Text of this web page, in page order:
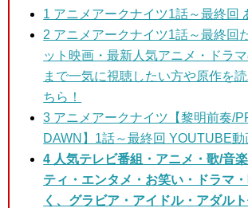
1 アニメアークナイツ1話～最終回
2 アニメアークナイツ1話～最終回
ット映画・最新人気アニメ・ドラ
まで一気に視聴したい方や原作を
ちら！
3 アニメアークナイツ【黎明前奏/
DAWN】1話～最終回 YOUTUBE動
4 人気テレビ番組・アニメ・歌/音
ティ・エンタメ・お笑い・ドラマ
く、グラビア・アイドル・アダル